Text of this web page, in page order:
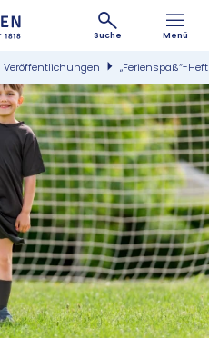
Suche Menü
Veröffentlichungen „Ferienspaß“-